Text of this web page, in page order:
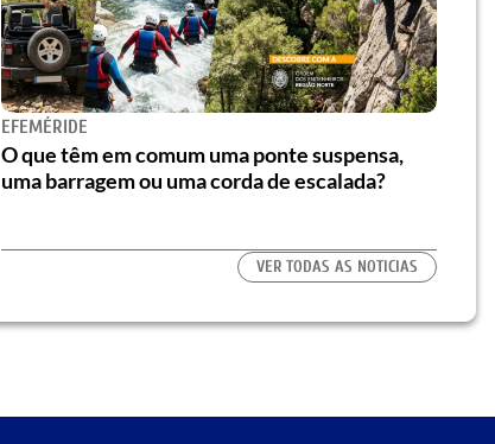
EFEMÉRIDE
O que têm em comum uma ponte suspensa,
uma barragem ou uma corda de escalada?
VER TODAS AS NOTICIAS